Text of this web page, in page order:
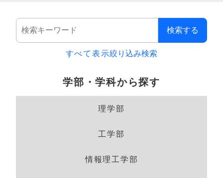
検索する
すべて表示絞り込み検索
学部・学科から探す
理学部
工学部
情報理工学部